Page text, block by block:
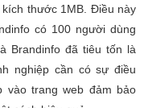
thước 1MB. Điều này
có 100 người dùng
Brandinfo đã tiêu tốn là
nghiệp cần có sự điều
vào trang web đảm bảo